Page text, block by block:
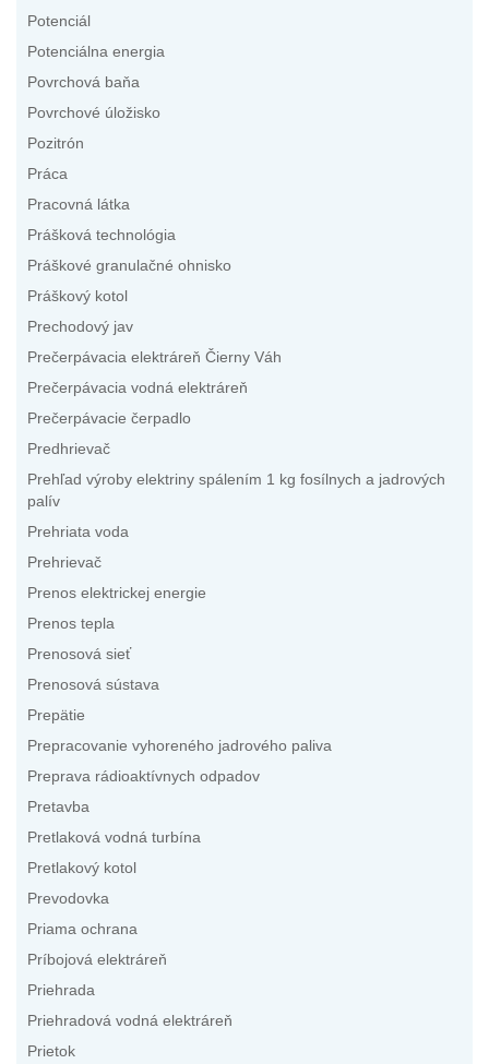
Potenciál
Potenciálna energia
Povrchová baňa
Povrchové úložisko
Pozitrón
Práca
Pracovná látka
Prášková technológia
Práškové granulačné ohnisko
Práškový kotol
Prechodový jav
Prečerpávacia elektráreň Čierny Váh
Prečerpávacia vodná elektráreň
Prečerpávacie čerpadlo
Predhrievač
Prehľad výroby elektriny spálením 1 kg fosílnych a jadrových
palív
Prehriata voda
Prehrievač
Prenos elektrickej energie
Prenos tepla
Prenosová sieť
Prenosová sústava
Prepätie
Prepracovanie vyhoreného jadrového paliva
Preprava rádioaktívnych odpadov
Pretavba
Pretlaková vodná turbína
Pretlakový kotol
Prevodovka
Priama ochrana
Príbojová elektráreň
Priehrada
Priehradová vodná elektráreň
Prietok